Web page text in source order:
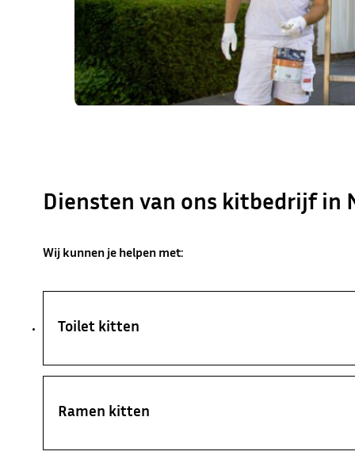
Diensten van ons kitbedrijf in
Wij kunnen je helpen met:
Toilet kitten
Ramen kitten